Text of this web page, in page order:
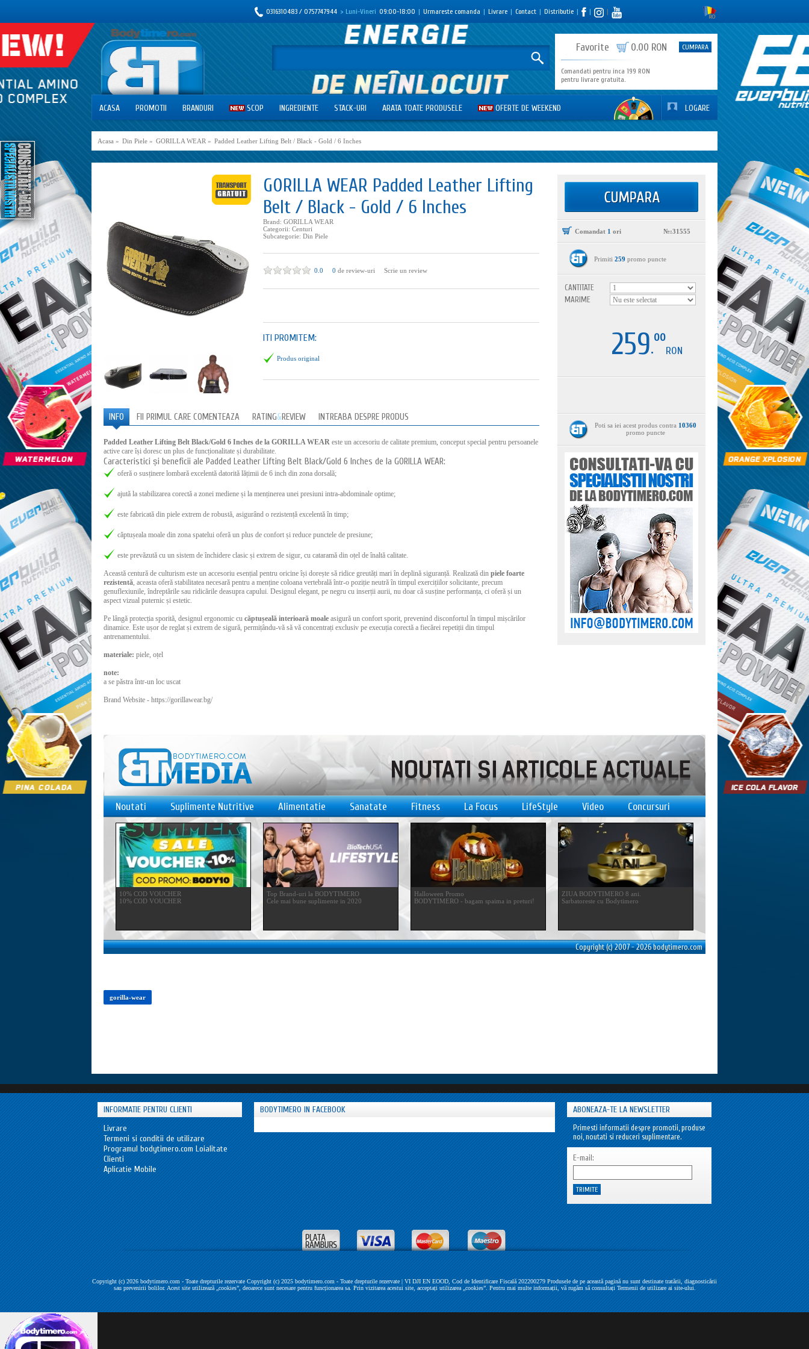
0316310483 / 0757747944 > Luni-Vineri 09:00-18:00 | Urmareste comanda | Livrare | Contact | Distributie | | |
Favorite 0.00 RON CUMPARA
Comandati pentru inca 199 RON
pentru livrare gratuita.
ACASA PROMOTII BRANDURI SCOP INGREDIENTE STACK-URI ARATA TOATE PRODUSELE OFERTE DE WEEKEND LOGARE
Acasa » Din Piele » GORILLA WEAR » Padded Leather Lifting Belt / Black - Gold / 6 Inches
GORILLA WEAR Padded Leather Lifting
Belt / Black - Gold / 6 Inches
Brand: GORILLA WEAR
Categorii: Centuri
Subcategorie: Din Piele
0.0 0 de review-uri Scrie un review
ITI PROMITEM:
Produs original
INFO FII PRIMUL CARE COMENTEAZA RATING&REVIEW INTREABA DESPRE PRODUS
Padded Leather Lifting Belt Black/Gold 6 Inches de la GORILLA WEAR este un accesoriu de calitate premium, conceput special pentru persoanele
active care își doresc un plus de funcționalitate și durabilitate.
Caracteristici și beneficii ale Padded Leather Lifting Belt Black/Gold 6 Inches de la GORILLA WEAR:
oferă o susținere lombară excelentă datorită lățimii de 6 inch din zona dorsală;
ajută la stabilizarea corectă a zonei mediene și la menținerea unei presiuni intra-abdominale optime;
este fabricată din piele extrem de robustă, asigurând o rezistență excelentă în timp;
căptușeala moale din zona spatelui oferă un plus de confort și reduce punctele de presiune;
este prevăzută cu un sistem de închidere clasic și extrem de sigur, cu cataramă din oțel de înaltă calitate.
Această centură de culturism este un accesoriu esențial pentru oricine își dorește să ridice greutăți mari în deplină siguranță. Realizată din piele foarte
rezistentă , aceasta oferă stabilitatea necesară pentru a menține coloana vertebrală într-o poziție neutră în timpul exercițiilor solicitante, precum
genuflexiunile, îndreptările sau ridicările deasupra capului. Designul elegant, pe negru cu inserții aurii, nu doar că susține performanța, ci oferă și un
aspect vizual puternic și estetic.
Pe lângă protecția sporită, designul ergonomic cu căptușeală interioară moale asigură un confort sporit, prevenind disconfortul în timpul mișcărilor
dinamice. Este ușor de reglat și extrem de sigură, permițându-vă să vă concentrați exclusiv pe execuția corectă a fiecărei repetiții din timpul
antrenamentului.
materiale: piele, oțel
note:
a se păstra într-un loc uscat
Brand Website - https://gorillawear.bg/
Comandat 1 ori №:31555
Primiti 259 promo puncte
CANTITATE
MARIME
259.
00
RON
Poti sa iei acest produs contra 10360
promo puncte
Noutati Suplimente Nutritive Alimentatie Sanatate Fitness La Focus LifeStyle Video Concursuri
10% COD VOUCHER
10% COD VOUCHER
Top Brand-uri la BODYTIMERO
Cele mai bune suplimente in 2020
Halloween Promo
BODYTIMERO - bagam spaima in preturi!
ZIUA BODYTIMERO 8 ani.
Sarbatoreste cu Bodytimero
Copyright (c) 2007 - 2026 bodytimero.com
gorilla-wear
INFORMATIE PENTRU CLIENTI
Livrare
Termeni si conditii de utilizare
Programul bodytimero.com Loialitate
Clienti
Aplicatie Mobile
BODYTIMERO IN FACEBOOK ABONEAZA-TE LA NEWSLETTER
Primesti informatii despre promotii, produse
noi, noutati si reduceri suplimentare.
E-mail:
Copyright (c) 2026 bodytimero.com - Toate drepturile rezervate Copyright (c) 2025 bodytimero.com - Toate drepturile rezervate | VI DJI EN EOOD, Cod de Identificare Fiscală 202200279 Produsele de pe această pagină nu sunt destinate tratării, diagnosticării
sau prevenirii bolilor. Acest site utilizează „cookies”, deoarece sunt necesare pentru funcționarea sa. Prin vizitarea acestui site, acceptați utilizarea „cookies”. Pentru mai multe informații, vă rugăm să consultați Termenii de utilizare ai site-ului.